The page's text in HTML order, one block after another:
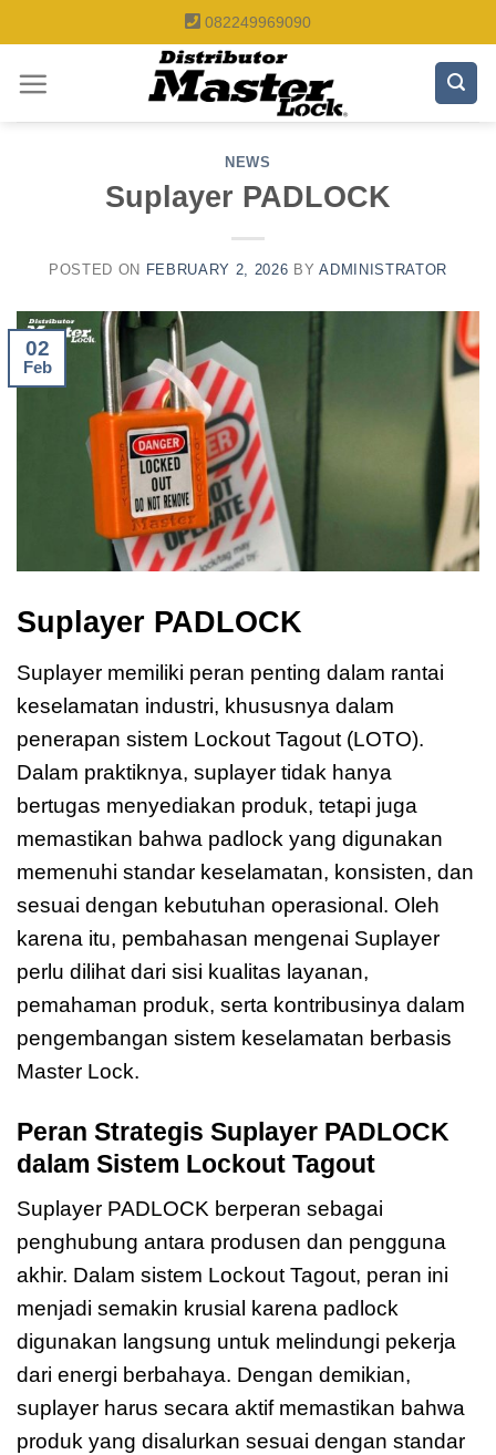
to
content
082249969090
NEWS
Suplayer PADLOCK
POSTED ON FEBRUARY 2, 2026 BYADMINISTRATOR
02
Feb
Suplayer PADLOCK
Suplayer memiliki peran penting dalam rantai
keselamatan industri, khususnya dalam
penerapan sistem Lockout Tagout (LOTO).
Dalam praktiknya, suplayer tidak hanya
bertugas menyediakan produk, tetapi juga
memastikan bahwa padlock yang digunakan
memenuhi standar keselamatan, konsisten, dan
sesuai dengan kebutuhan operasional. Oleh
karena itu, pembahasan mengenai Suplayer
perlu dilihat dari sisi kualitas layanan,
pemahaman produk, serta kontribusinya dalam
pengembangan sistem keselamatan berbasis
Master Lock.
Peran Strategis Suplayer PADLOCK
dalam Sistem Lockout Tagout
Suplayer PADLOCK berperan sebagai
penghubung antara produsen dan pengguna
akhir. Dalam sistem Lockout Tagout, peran ini
menjadi semakin krusial karena padlock
digunakan langsung untuk melindungi pekerja
dari energi berbahaya. Dengan demikian,
suplayer harus secara aktif memastikan bahwa
produk yang disalurkan sesuai dengan standar